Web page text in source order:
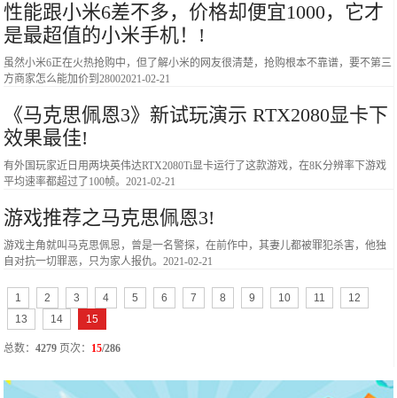
性能跟小米6差不多，价格却便宜1000，它才
是最超值的小米手机！!
虽然小米6正在火热抢购中，但了解小米的网友很清楚，抢购根本不靠谱，要不第三
方商家怎么能加价到28002021-02-21
《马克思佩恩3》新试玩演示 RTX2080显卡下
效果最佳!
有外国玩家近日用两块英伟达RTX2080Ti显卡运行了这款游戏，在8K分辨率下游戏
平均速率都超过了100帧。2021-02-21
游戏推荐之马克思佩恩3!
游戏主角就叫马克思佩恩，曾是一名警探，在前作中，其妻儿都被罪犯杀害，他独
自对抗一切罪恶，只为家人报仇。2021-02-21
1 2 3 4 5 6 7 8 9 10 11
12
13
14 15
总数：4279 页次： 15/286